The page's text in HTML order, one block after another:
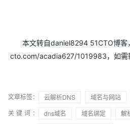
本文转自daniel8294 51CTO博客
cto.com/acadia627/1019983，如需
文章标签： 云解析DNS 域名与网站
关键词：
dns域名 域名绑定 解